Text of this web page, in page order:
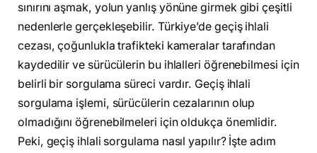
sınırını aşmak, yolun yanlış yönüne girmek gibi çeşitli
nedenlerle gerçekleşebilir. Türkiye’de geçiş ihlali
cezası, çoğunlukla trafikteki kameralar tarafından
kaydedilir ve sürücülerin bu ihlalleri öğrenebilmesi için
belirli bir sorgulama süreci vardır. Geçiş ihlali
sorgulama işlemi, sürücülerin cezalarının olup
olmadığını öğrenebilmeleri için oldukça önemlidir.
Peki, geçiş ihlali sorgulama nasıl yapılır? İşte adım